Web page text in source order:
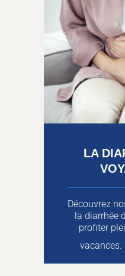
LA
Découvrez
la diarrhée
profiter
vacances.